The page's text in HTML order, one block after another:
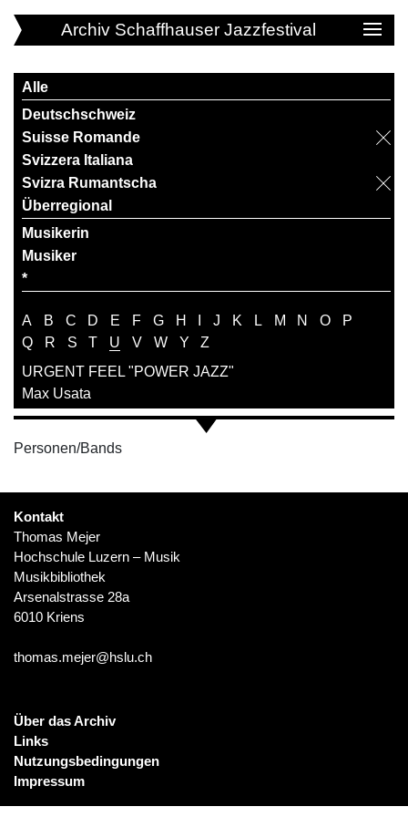
Archiv Schaffhauser Jazzfestival
Alle
Deutschschweiz
Suisse Romande
Svizzera Italiana
Svizra Rumantscha
Überregional
Musikerin
Musiker
*
A B C D E F G H J K L M N O
P
Q
R S T U V W Y
Z
URGENT FEEL "POWER JAZZ"
Max Usata
Personen/Bands
Kontakt
Thomas Mejer
Hochschule Luzern – Musik
Musikbibliothek
Arsenalstrasse 28a
6010 Kriens
thomas.mejer@hslu.ch
Über das Archiv
Links
Nutzungsbedingungen
Impressum